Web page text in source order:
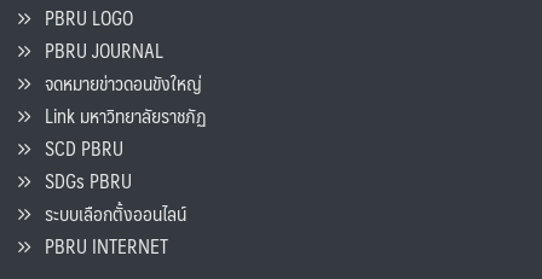
PBRU LOGO
PBRU JOURNAL
จดหมายข่าวดอนขังใหญ่
Link มหาวิทยาลัยราชภัฏ
SCD PBRU
SDGs PBRU
ระบบเลือกตั้งออนไลน์
PBRU INTERNET